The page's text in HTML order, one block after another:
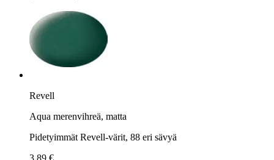
Revell
Aqua merenvihreä, matta
Pidetyimmät Revell-värit, 88 eri sävyä
3,89 €